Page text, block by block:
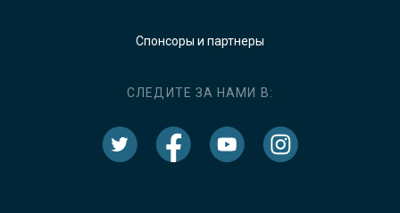
Спонсоры и партнеры
СЛЕДИТЕ ЗА НАМИ В: